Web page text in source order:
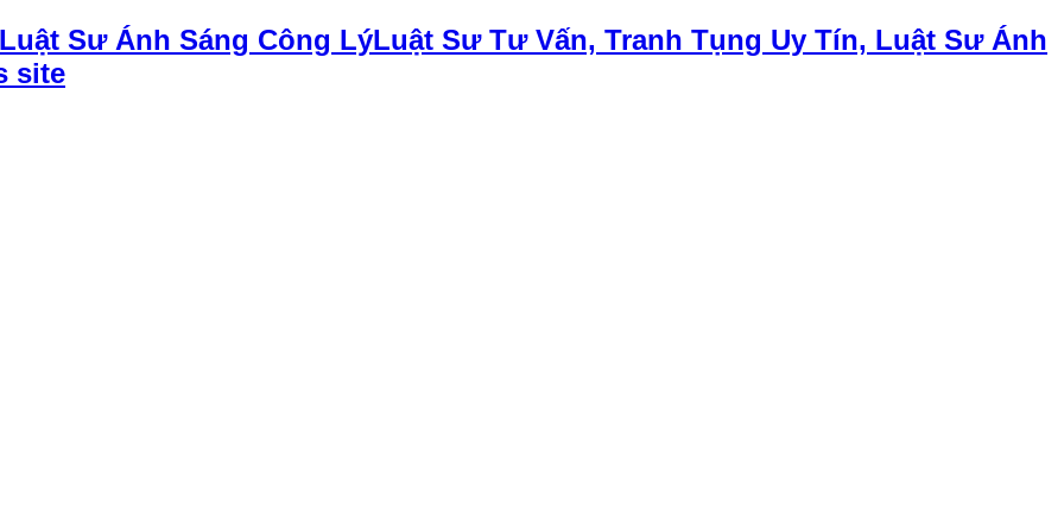
Luật Sư Tư Vấn, Tranh Tụng Uy Tín, Luật Sư Ánh
site